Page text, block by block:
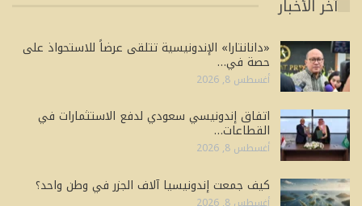
آخر الأخبار
«دانانتارا» الإندونيسية تتلقى عرضاً للاستحواذ على
حصة في…
أغسطس 8, 2026
اتفاق إندونيسي سعودي لدفع الاستثمارات في
القطاعات…
أغسطس 8, 2026
كيف جمعت إندونيسيا آلاف الجزر في وطن واحد؟